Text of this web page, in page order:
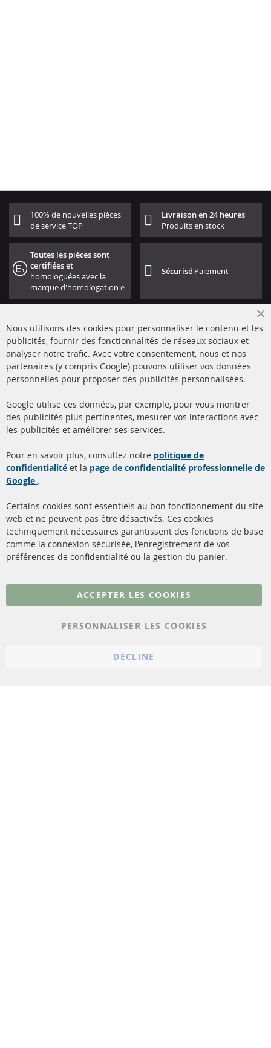
100% de nouvelles pièces
de service TOP
Livraison en 24 heures
Produits en stock
Toutes les pièces sont
certifiées et
homologuées avec la
marque d'homologation e
Sécurisé Paiement
+49 (0) 4533 799000
info@contra-automotive.de
facebook
instagram
Filtres à particules diesel
(FPD)
Catalyseur (CAT)
Capteurs
Matériel de montage
à propos de nous
livraison
Contact
Résilier le contrat
Plus de liens
Conditions générales
Nous utilisons des cookies pour personnaliser le contenu et les
publicités, fournir des fonctionnalités de réseaux sociaux et
analyser notre trafic. Avec votre consentement, nous et nos
partenaires (y compris Google) pouvons utiliser vos données
personnelles pour proposer des publicités personnalisées.
Google utilise ces données, par exemple, pour vous montrer
des publicités plus pertinentes, mesurer vos interactions avec
les publicités et améliorer ses services.
Pour en savoir plus, consultez notre politique de
confidentialité et la page de confidentialité professionnelle de
Google .
Certains cookies sont essentiels au bon fonctionnement du site
web et ne peuvent pas être désactivés. Ces cookies
techniquement nécessaires garantissent des fonctions de base
comme la connexion sécurisée, l'enregistrement de vos
préférences de confidentialité ou la gestion du panier.
ACCEPTER LES COOKIES
PERSONNALISER LES COOKIES
DECLINE